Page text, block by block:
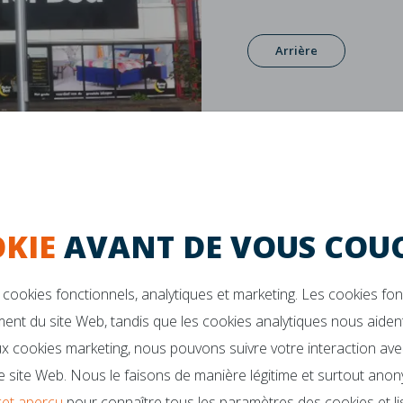
AVANT DE VOUS
fonctionnels, analytiques et marketing. Les cookies
du site Web, tandis que les cookies analytiques nous
cookies marketing, nous pouvons suivre votre interaction
site Web. Nous le faisons de manière légitime et surtout
Arrière
Garantie de 10 ans La durabilité